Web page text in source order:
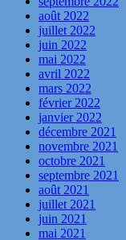
août 2022
juillet 2022
juin 2022
mai 2022
avril 2022
mars 2022
février 2022
janvier 2022
décembre 2021
novembre 2021
octobre 2021
septembre 2021
août 2021
juillet 2021
juin 2021
mai 2021